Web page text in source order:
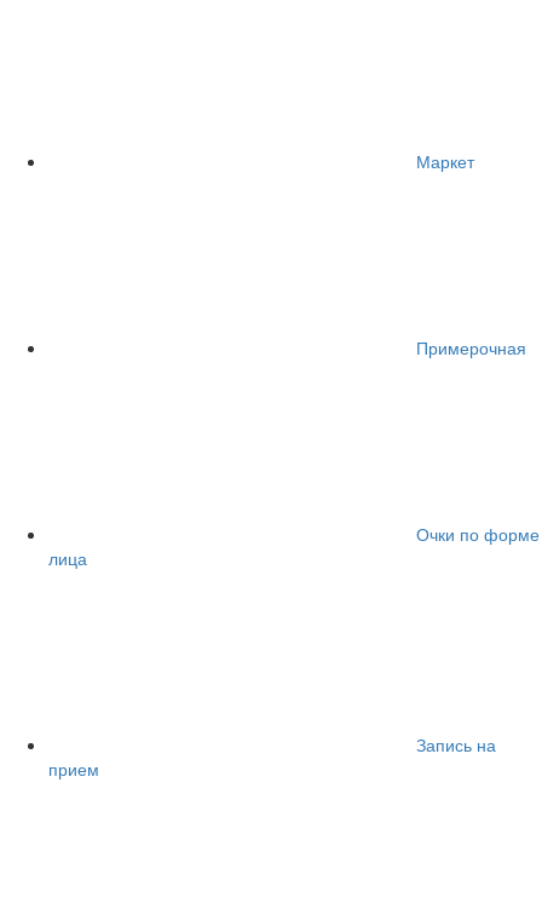
Маркет
Примерочная
Очки по форме
лица
Запись на
прием